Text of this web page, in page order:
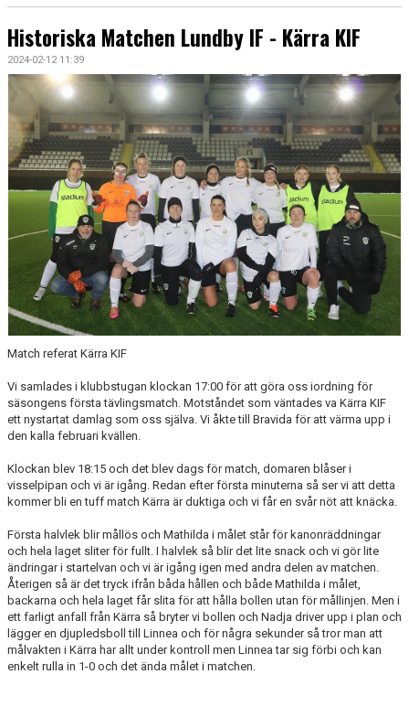
Historiska Matchen Lundby IF - Kärra KIF
2024-02-12 11:39
Match referat Kärra KIF
Vi samlades i klubbstugan klockan 17:00 för att göra oss iordning för
säsongens första tävlingsmatch. Motståndet som väntades va Kärra KIF
ett nystartat damlag som oss själva. Vi åkte till Bravida för att värma upp i
den kalla februari kvällen.
Klockan blev 18:15 och det blev dags för match, domaren blåser i
visselpipan och vi är igång. Redan efter första minuterna så ser vi att detta
kommer bli en tuff match Kärra är duktiga och vi får en svår nöt att knäcka.
Första halvlek blir mållös och Mathilda i målet står för kanonräddningar
och hela laget sliter för fullt. I halvlek så blir det lite snack och vi gör lite
ändringar i startelvan och vi är igång igen med andra delen av matchen.
Återigen så är det tryck ifrån båda hållen och både Mathilda i målet,
backarna och hela laget får slita för att hålla bollen utan för mållinjen. Men i
ett farligt anfall från Kärra så bryter vi bollen och Nadja driver upp i plan och
lägger en djupledsboll till Linnea och för några sekunder så tror man att
målvakten i Kärra har allt under kontroll men Linnea tar sig förbi och kan
enkelt rulla in 1-0 och det ända målet i matchen.